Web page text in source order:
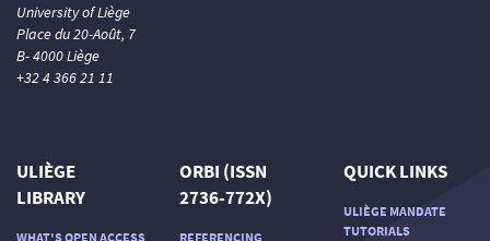
University of Liège
Place du 20-Août, 7
B- 4000 Liège
+32 4 366 21 11
ULIÈGE
LIBRARY
WHAT'S OPEN ACCESS
ORBI (ISSN
2736-772X)
REFERENCING
QUICK LINKS
ULIÈGE MANDATE
TUTORIALS